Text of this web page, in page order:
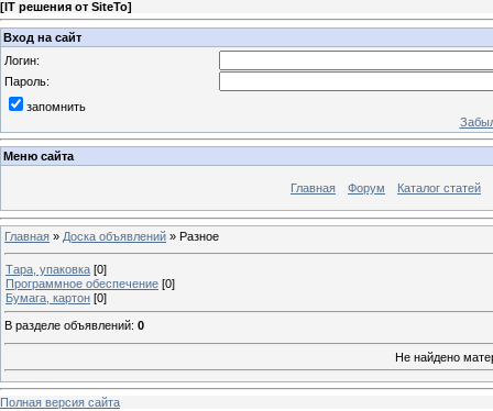
[IT решения от SiteTo]
Вход на сайт
Логин:
Пароль:
запомнить
Меню сайта
Главная Форум Каталог статей
Главная » Доска объявлений » Разное
Тара, упаковка [0]
Программное обеспечение [0]
Бумага, картон [0]
В разделе объявлений: 0
Не найдено
Полная версия сайта